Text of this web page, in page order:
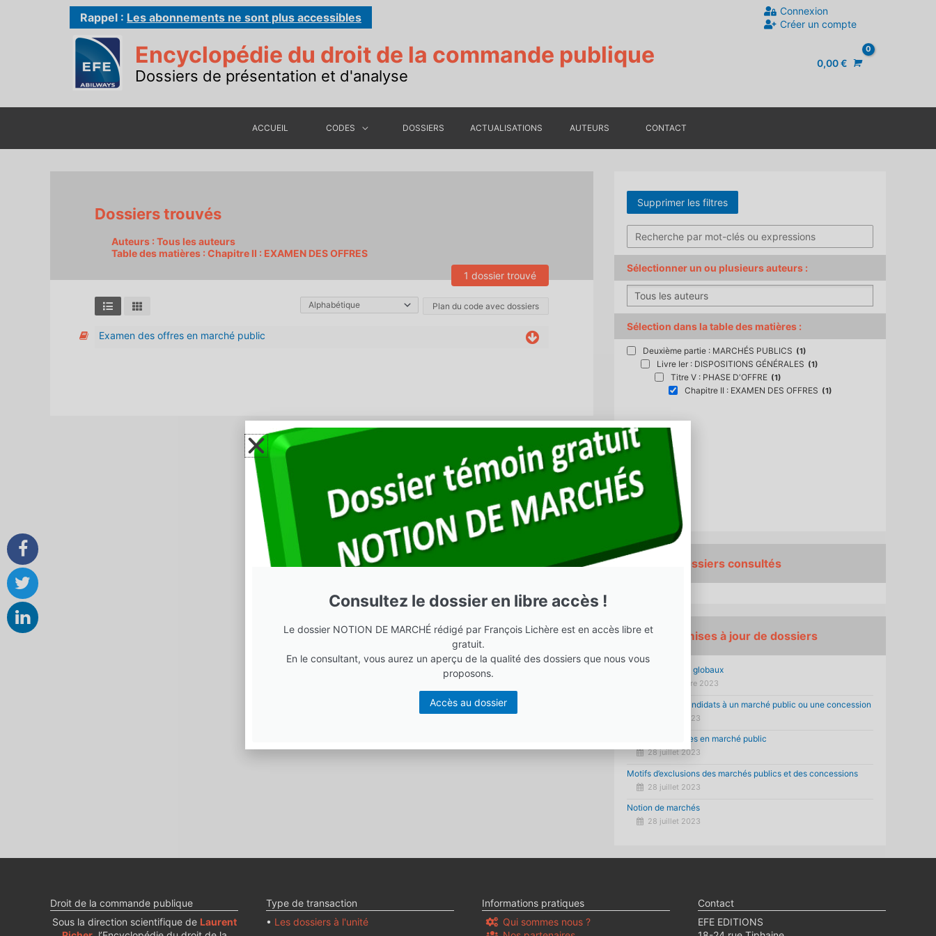
Rappel : Les abonnements ne sont plus accessibles
Connexion
Créer un compte
Encyclopédie du droit de la commande publique
Dossiers de présentation et d'analyse
0,00€
ACCUEIL CODES DOSSIERS ACTUALISATIONS AUTEURS CONTACT
Dossiers trouvés
Auteurs : Tous les auteurs
Table des matières : Chapitre II : EXAMEN DES OFFRES
1 dossier trouvé
Plan du code avec dossiers
Examen des offres en marché public
Sélectionner un ou plusieurs auteurs :
Sélection dans la table des matières :
Deuxième partie : MARCHÉS PUBLICS (1)
Livre Ier : DISPOSITIONS GÉNÉRALES (1)
Titre V : PHASE D'OFFRE (1)
Chapitre II : EXAMEN DES OFFRES (1)
Derniers dossiers consultés
Dernières mises à jour de dossiers
Marchés publics globaux
15 septembre 2023
Sélection des candidats à un marché public ou une concession
28 juillet 2023
Examen des offres en marché public
28 juillet 2023
Motifs d’exclusions des marchés publics et des concessions
28 juillet 2023
Notion de marchés
28 juillet 2023
Droit de la commande publique
Sous la direction scientifique de Laurent
Type de transaction
• Les dossiers à l'unité
Informations pratiques
Qui sommes nous ?
Contact
EFE EDITIONS
Consultez le dossier en libre accès !
Le dossier NOTION DE MARCHÉ rédigé par François Lichère est en accès libre et
gratuit.
En le consultant, vous aurez un aperçu de la qualité des dossiers que nous vous
proposons.
Accès au dossier